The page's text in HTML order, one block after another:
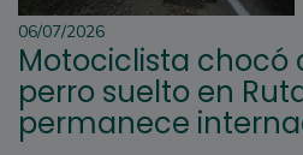
06/07/2026
Motociclista chocó
perro suelto en
permanece